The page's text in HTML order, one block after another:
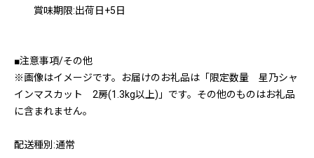
賞味期限:出荷日+5日
■注意事項/その他
※画像はイメージです。お届けのお礼品は「限定数量 星乃シャ
インマスカット 2房(1.3kg以上)」です。その他のものはお礼品
に含まれません。
配送種別:通常